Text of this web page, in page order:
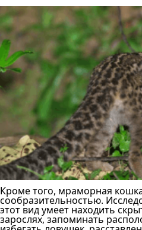
Кроме того, мраморная
сообразительностью.
этот вид умеет находить
зарослях, запоминать